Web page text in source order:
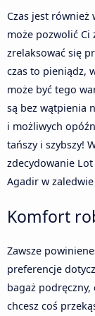
Czas jest również
może pozwolić Ci
zrelaksować się
czas to pieniądz,
może być tego
są bez wątpienia
i możliwych
tańszy i szybszy!
zdecydowanie
Agadir w
Komfort
Zawsze
preferencje
bagaż podręczny,
chcesz coś